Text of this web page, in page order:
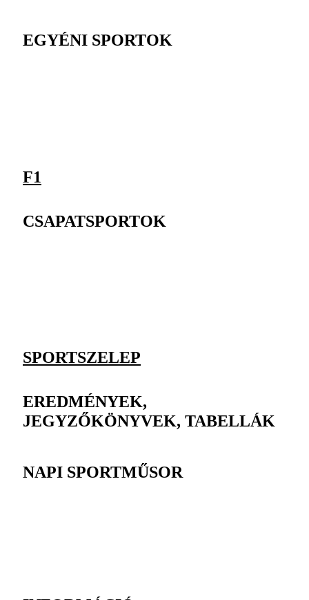
EGYÉNI SPORTOK
F1
CSAPATSPORTOK
SPORTSZELEP
EREDMÉNYEK,
JEGYZŐKÖNYVEK, TABELLÁK
NAPI SPORTMŰSOR